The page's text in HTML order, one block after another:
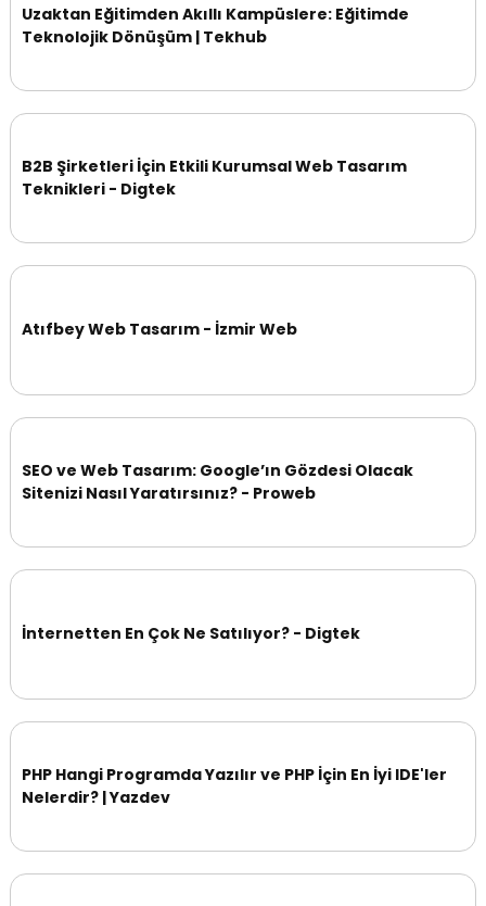
Uzaktan Eğitimden Akıllı Kampüslere: Eğitimde
Teknolojik Dönüşüm | Tekhub
B2B Şirketleri İçin Etkili Kurumsal Web Tasarım
Teknikleri - Digtek
Atıfbey Web Tasarım - İzmir Web
SEO ve Web Tasarım: Google’ın Gözdesi Olacak
Sitenizi Nasıl Yaratırsınız? - Proweb
İnternetten En Çok Ne Satılıyor? - Digtek
PHP Hangi Programda Yazılır ve PHP İçin En İyi IDE'ler
Nelerdir? | Yazdev